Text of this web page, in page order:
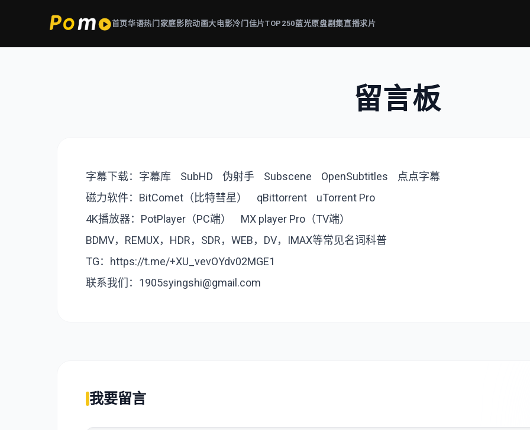
首页华语热门 家庭影院动画大电影冷门佳片TOP250蓝光原盘剧集直播求片
留言板
字幕下载： 字幕库 SubHD 伪射手 Subscene OpenSubtitles
点点字幕
磁力软件： BitComet（比特彗星） qBittorrent
uTorrent Pro
4K播放器： РotРlayer（PC端）
MX player Pro（TV端）
BDMV，REMUX，HDR，SDR，WEB，DV，IMAX等常见名词科普
TG： https://t.me/+XU_vevOYdv02MGE1
联系我们：1905syingshi@gmail.com
我要留言